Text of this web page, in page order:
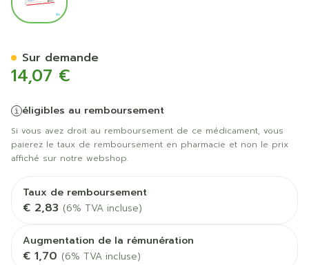
14,07 €
éligibles au remboursement
Si vous avez droit au remboursement de ce médicament, vous
paierez le taux de remboursement en pharmacie et non le prix
affiché sur notre webshop.
Taux de remboursement
€ 2,83 (6% TVA incluse)
Augmentation de la rémunération
€ 1,70 (6% TVA incluse)
Sur demande